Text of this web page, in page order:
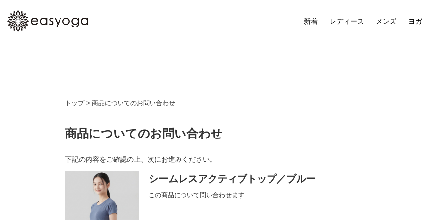
新着 レディース メンズ ヨ
トップ> 商品についてのお問い合わせ
商品についてのお問い合わせ
下記の内容をご確認の上、次にお進みください。
シームレスアクティブトップ／ブルー
この商品について問い合わせます